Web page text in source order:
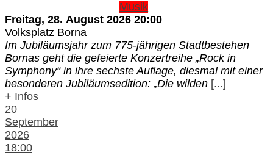
Musik
Freitag, 28. August 2026 20:00
Volksplatz Borna
Im Jubiläumsjahr zum 775-jährigen Stadtbestehen
Bornas geht die gefeierte Konzertreihe „Rock in
Symphony“ in ihre sechste Auflage, diesmal mit einer
besonderen Jubiläumsedition: „Die wilden [...]
+ Infos
20
September
2026
18:00